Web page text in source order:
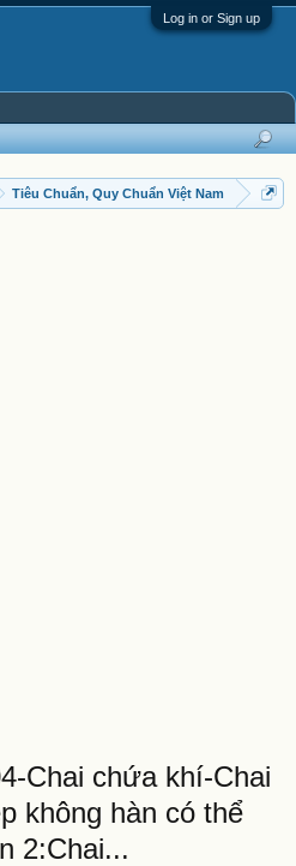
Log in or Sign up
Tiêu Chuẩn, Quy Chuẩn Việt Nam
Chai chứa khí-Chai
không hàn có thể
2:Chai...